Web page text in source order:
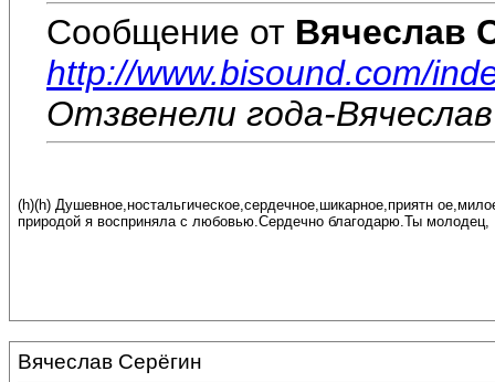
Сообщение от Вячеслав
http://www.bisound.com/
Отзвенели года-
(h)(h) Душевное,ностальгическое,сердечное,шикарное,приятн
природой я восприняла с любовью.Сердечно благодарю.Ты молодец,
Вячеслав Серёгин